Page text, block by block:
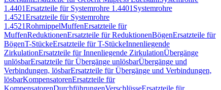
1.4401Ersatzteile für Systemrohre 1.4401 Systemrohre
1.4521Ersatzteile für Systemrohre
1.4521RohrnippelMuffenErsatzteile für
MuffenReduktionenErsatzteile für ReduktionenBögenErsatzteile für
BögenT-StückeErsatzteile für T-StückeInnenliegende
ZirkulationErsatzteile für Innenliegende ZirkulationÜbergänge
unlösbarErsatzteile für Übergänge unlösbarÜbergänge und
Verbindungen, lösbarErsatzteile für Übergänge und Verbindungen,
lösbarKompensatorenErsatzteile für
KompensatorenDurchführungenVerschlüsseErsatzteile für